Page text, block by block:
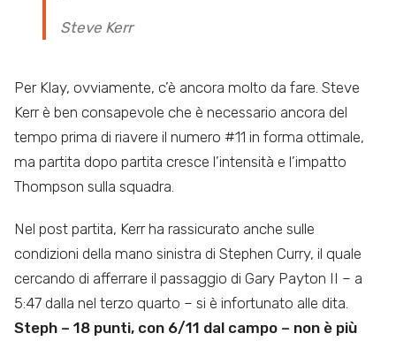
Steve Kerr
Per Klay, ovviamente, c’è ancora molto da fare. Steve
Kerr è ben consapevole che è necessario ancora del
tempo prima di riavere il numero #11 in forma ottimale,
ma partita dopo partita cresce l’intensità e l’impatto
Thompson sulla squadra.
Nel post partita, Kerr ha rassicurato anche sulle
condizioni della mano sinistra di Stephen Curry, il quale
cercando di afferrare il passaggio di Gary Payton II – a
5:47 dalla nel terzo quarto – si è infortunato alle dita.
Steph – 18 punti, con 6/11 dal campo – non è più